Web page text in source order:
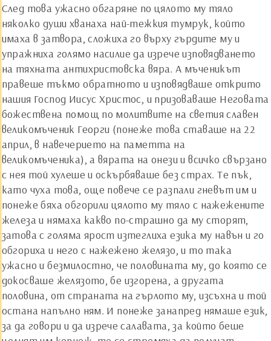
След това ужасно обгаряне по цялото му тяло
няколко души хванаха най-тежкия тумрук, който
имаха в затвора, сложиха го върху гърдите му и
упражниха голямо насилие да изрече изповядването
на тяхната антихристовска вяра. А мъченикът
правеше тъкмо обратното и изповядваше открито
нашия Господ Иисус Христос, и призоваваше Неговата
божествена помощ по молитвите на светия славен
великомъченик Георги (понеже това ставаше на 22
април, в навечерието на паметта на
великомъченика), а вярата на онези и всичко свързано
с нея той хулеше и оскърбяваше без страх. Те пък,
като чуха това, още повече се разпали гневът им и
понеже бяха обгорили цялото му тяло с нажежените
железа и нямаха какво по-страшно да му сторят,
затова с голяма ярост изтеглиха езика му навън и го
обгориха и него с нажежено желязо, и то така
ужасно и безмилостно, че половината му, до която се
докосваше желязото, бе изгорена, а другата
половина, от страната на гърлото му, изсъхна и той
остана напълно ням. И понеже занапред нямаше език,
за да говори и да изрече салавата, за който беше